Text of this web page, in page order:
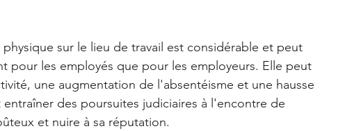
sur le lieu de travail est considérable et peut
pour les employés que pour les employeurs. Elle peut
une augmentation de l'absentéisme et une hausse
des poursuites judiciaires à l'encontre de
et nuire à sa réputation.